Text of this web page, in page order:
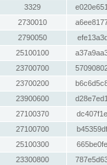
3329
2730010
2790050
25100100
23700700
23700200
23900600
27100370
27100700
25100300
23300800